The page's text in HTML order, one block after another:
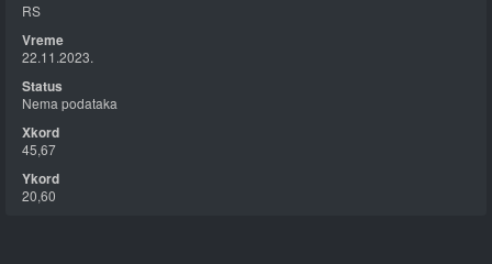
RS
22.11.2023.
Nema podataka
45,67
20,60